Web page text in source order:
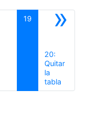
19 »
20:
Quitar
la
tabla